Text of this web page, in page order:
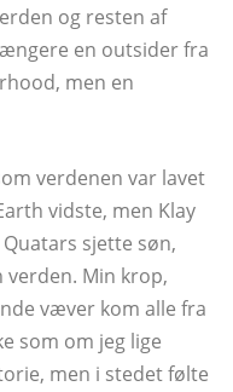
og resten af
en outsider fra
men en
verdenen var lavet
vidste, men Klay
sjette søn,
verden. Min krop,
væver kom alle fra
som om jeg lige
men i stedet følte